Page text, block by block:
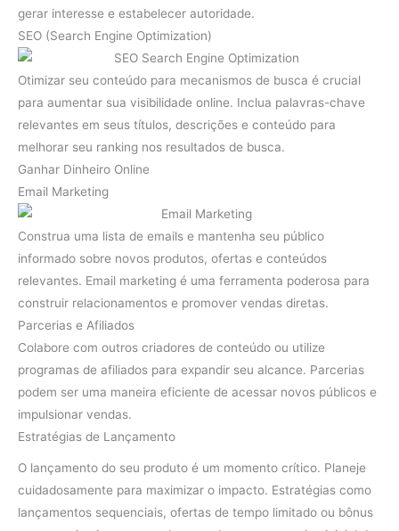
gerar interesse e estabelecer autoridade.
SEO (Search Engine Optimization)
Otimizar seu conteúdo para mecanismos de busca é crucial
para aumentar sua visibilidade online. Inclua palavras-chave
relevantes em seus títulos, descrições e conteúdo para
melhorar seu ranking nos resultados de busca.
Ganhar Dinheiro Online
Email Marketing
Construa uma lista de emails e mantenha seu público
informado sobre novos produtos, ofertas e conteúdos
relevantes. Email marketing é uma ferramenta poderosa para
construir relacionamentos e promover vendas diretas.
Parcerias e Afiliados
Colabore com outros criadores de conteúdo ou utilize
programas de afiliados para expandir seu alcance. Parcerias
podem ser uma maneira eficiente de acessar novos públicos e
impulsionar vendas.
Estratégias de Lançamento
O lançamento do seu produto é um momento crítico. Planeje
cuidadosamente para maximizar o impacto. Estratégias como
lançamentos sequenciais, ofertas de tempo limitado ou bônus